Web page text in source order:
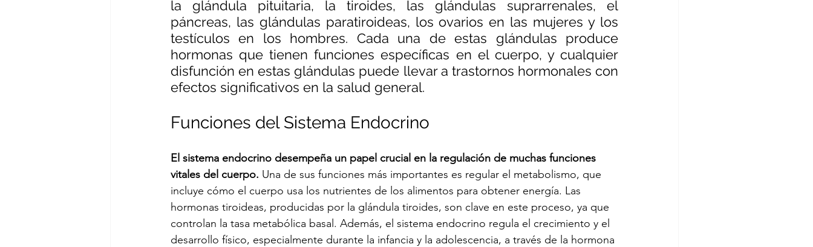
la glándula pituitaria, la tiroides, las glándulas suprarrenales, el
páncreas, las glándulas paratiroideas, los ovarios en las mujeres y los
testículos en los hombres. Cada una de estas glándulas produce
hormonas que tienen funciones específicas en el cuerpo, y cualquier
disfunción en estas glándulas puede llevar a trastornos hormonales con
efectos significativos en la salud general.
Funciones del Sistema Endocrino
El sistema endocrino desempeña un papel crucial en la regulación de muchas funciones
vitales del cuerpo. Una de sus funciones más importantes es regular el metabolismo, que
incluye cómo el cuerpo usa los nutrientes de los alimentos para obtener energía. Las
hormonas tiroideas, producidas por la glándula tiroides, son clave en este proceso, ya que
controlan la tasa metabólica basal. Además, el sistema endocrino regula el crecimiento y el
desarrollo físico, especialmente durante la infancia y la adolescencia, a través de la hormona